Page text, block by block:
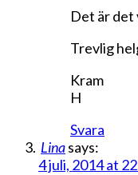
Det är det
Trevlig
Kram
H
Svara
Linasays:
4 juli, 2014 at